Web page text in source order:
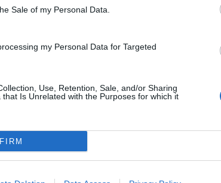
Sale of my Personal Data.
my Personal Data for Targeted
Use, Retention, Sale, and/or Sharing
Is Unrelated with the Purposes for which it
Yhdysvalloille lukemin 3-2. Näin ollen
välinen loppuottelu.